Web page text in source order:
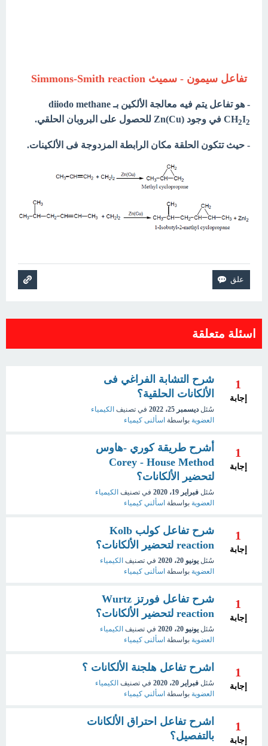
تفاعل سيمون - سميث Simmons-Smith reaction
- هو تفاعل يتم فيه معالجة الألكين بـ diiodo methane
CH2I2 في وجود (Zn(Cu للحصول على البروبان الحلقي.
- حيث تتكون الحلقة مكان الرابطة المزدوجة فى الألكينات.
اسئلة متعلقة
1
إجابة
شرح التشابة الفراغي فى
الألكانات الحلقية؟
سُئل ديسمبر 25، 2022 في تصنيف الكيمياء
العضوية بواسطة اسألنى كيمياء
1
إجابة
أشرح طريقة كوري -هاوس
Corey - House Method
لتحضير الألكانات؟
سُئل فبراير 19، 2020 في تصنيف الكيمياء
العضوية بواسطة اسألني كيمياء
1
إجابة
شرح تفاعل كولب Kolb
reaction لتحضير الألكانات؟
سُئل يونيو 20، 2020 في تصنيف الكيمياء
العضوية بواسطة اسألنى كيمياء
1
إجابة
شرح تفاعل فورتز Wurtz
reaction لتحضير الألكانات؟
سُئل يونيو 20، 2020 في تصنيف الكيمياء
العضوية بواسطة اسألنى كيمياء
1
إجابة
اشرح تفاعل هلجنة الألكانات ؟
سُئل فبراير 20، 2020 في تصنيف الكيمياء
العضوية بواسطة اسألني كيمياء
1
إجابة
اشرح تفاعل احتراق الألكانات
بالتفصيل؟